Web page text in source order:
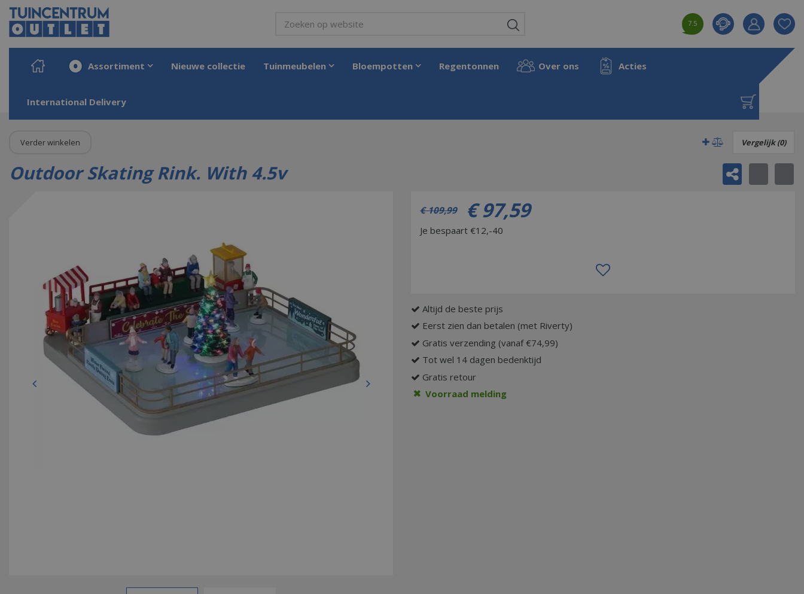
Ga
naar
content
Home Producten Kerst
7.5
Product
aan
Assortiment Nieuwe collectie Tuinmeubelen Bloempotten Regentonnen Over ons Acties
International Delivery
Verder winkelen Vergelijk (0)
Outdoor Skating Rink. With 4.5v
€ 109,99 € 97,59
Je bespaart €12,-40
Altijd de beste prijs
Eerst zien dan betalen (met Riverty)
Gratis verzending (vanaf €74,99)
Tot wel 14 dagen bedenktijd
Gratis retour
Voorraad melding